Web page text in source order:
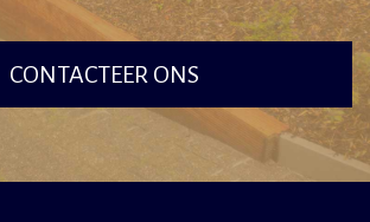
CONTACTEER ONS